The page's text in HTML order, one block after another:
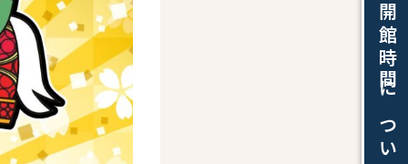
開館時間について